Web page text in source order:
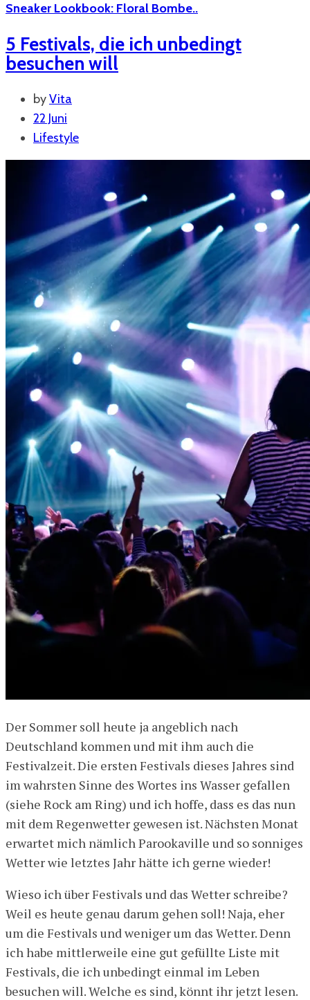
Sneaker Lookbook: Floral Bombe..
5 Festivals, die ich unbedingt
besuchen will
byVita
22 Juni
Lifestyle
Der Sommer soll heute ja angeblich nach
Deutschland kommen und mit ihm auch die
Festivalzeit. Die ersten Festivals dieses Jahres sind
im wahrsten Sinne des Wortes ins Wasser gefallen
(siehe Rock am Ring) und ich hoffe, dass es das nun
mit dem Regenwetter gewesen ist. Nächsten Monat
erwartet mich nämlich Parookaville und so sonniges
Wetter wie letztes Jahr hätte ich gerne wieder!
Wieso ich über Festivals und das Wetter schreibe?
Weil es heute genau darum gehen soll! Naja, eher
um die Festivals und weniger um das Wetter. Denn
ich habe mittlerweile eine gut gefüllte Liste mit
Festivals, die ich unbedingt einmal im Leben
besuchen will. Welche es sind, könnt ihr jetzt lesen.